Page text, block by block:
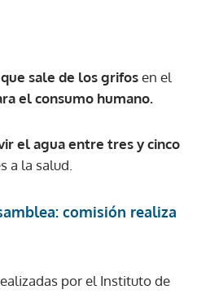
sale de los grifosen el
el consumo humano.
el agua entre tres y cinco
a la salud.
comisión realiza
por el Instituto de